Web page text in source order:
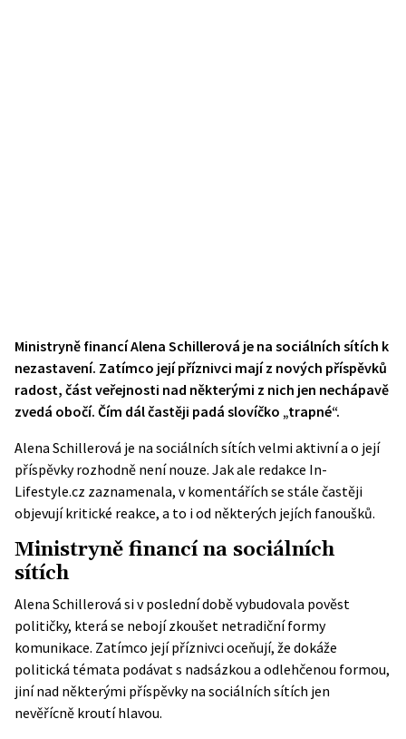
Ministryně financí Alena Schillerová je na sociálních sítích k
nezastavení. Zatímco její příznivci mají z nových příspěvků
radost, část veřejnosti nad některými z nich jen nechápavě
zvedá obočí. Čím dál častěji padá slovíčko „trapné“.
Alena Schillerová je na sociálních sítích velmi aktivní a o její
příspěvky rozhodně není nouze. Jak ale redakce In-
Lifestyle.cz zaznamenala, v komentářích se stále častěji
objevují kritické reakce, a to i od některých jejích fanoušků.
Ministryně financí na sociálních
sítích
Alena Schillerová si v poslední době vybudovala pověst
političky, která se nebojí zkoušet netradiční formy
komunikace. Zatímco její příznivci oceňují, že dokáže
politická témata podávat s nadsázkou a odlehčenou formou,
jiní nad některými příspěvky na sociálních sítích jen
nevěřícně kroutí hlavou.